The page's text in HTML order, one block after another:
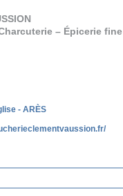
– Épicerie fine
- ARÈS